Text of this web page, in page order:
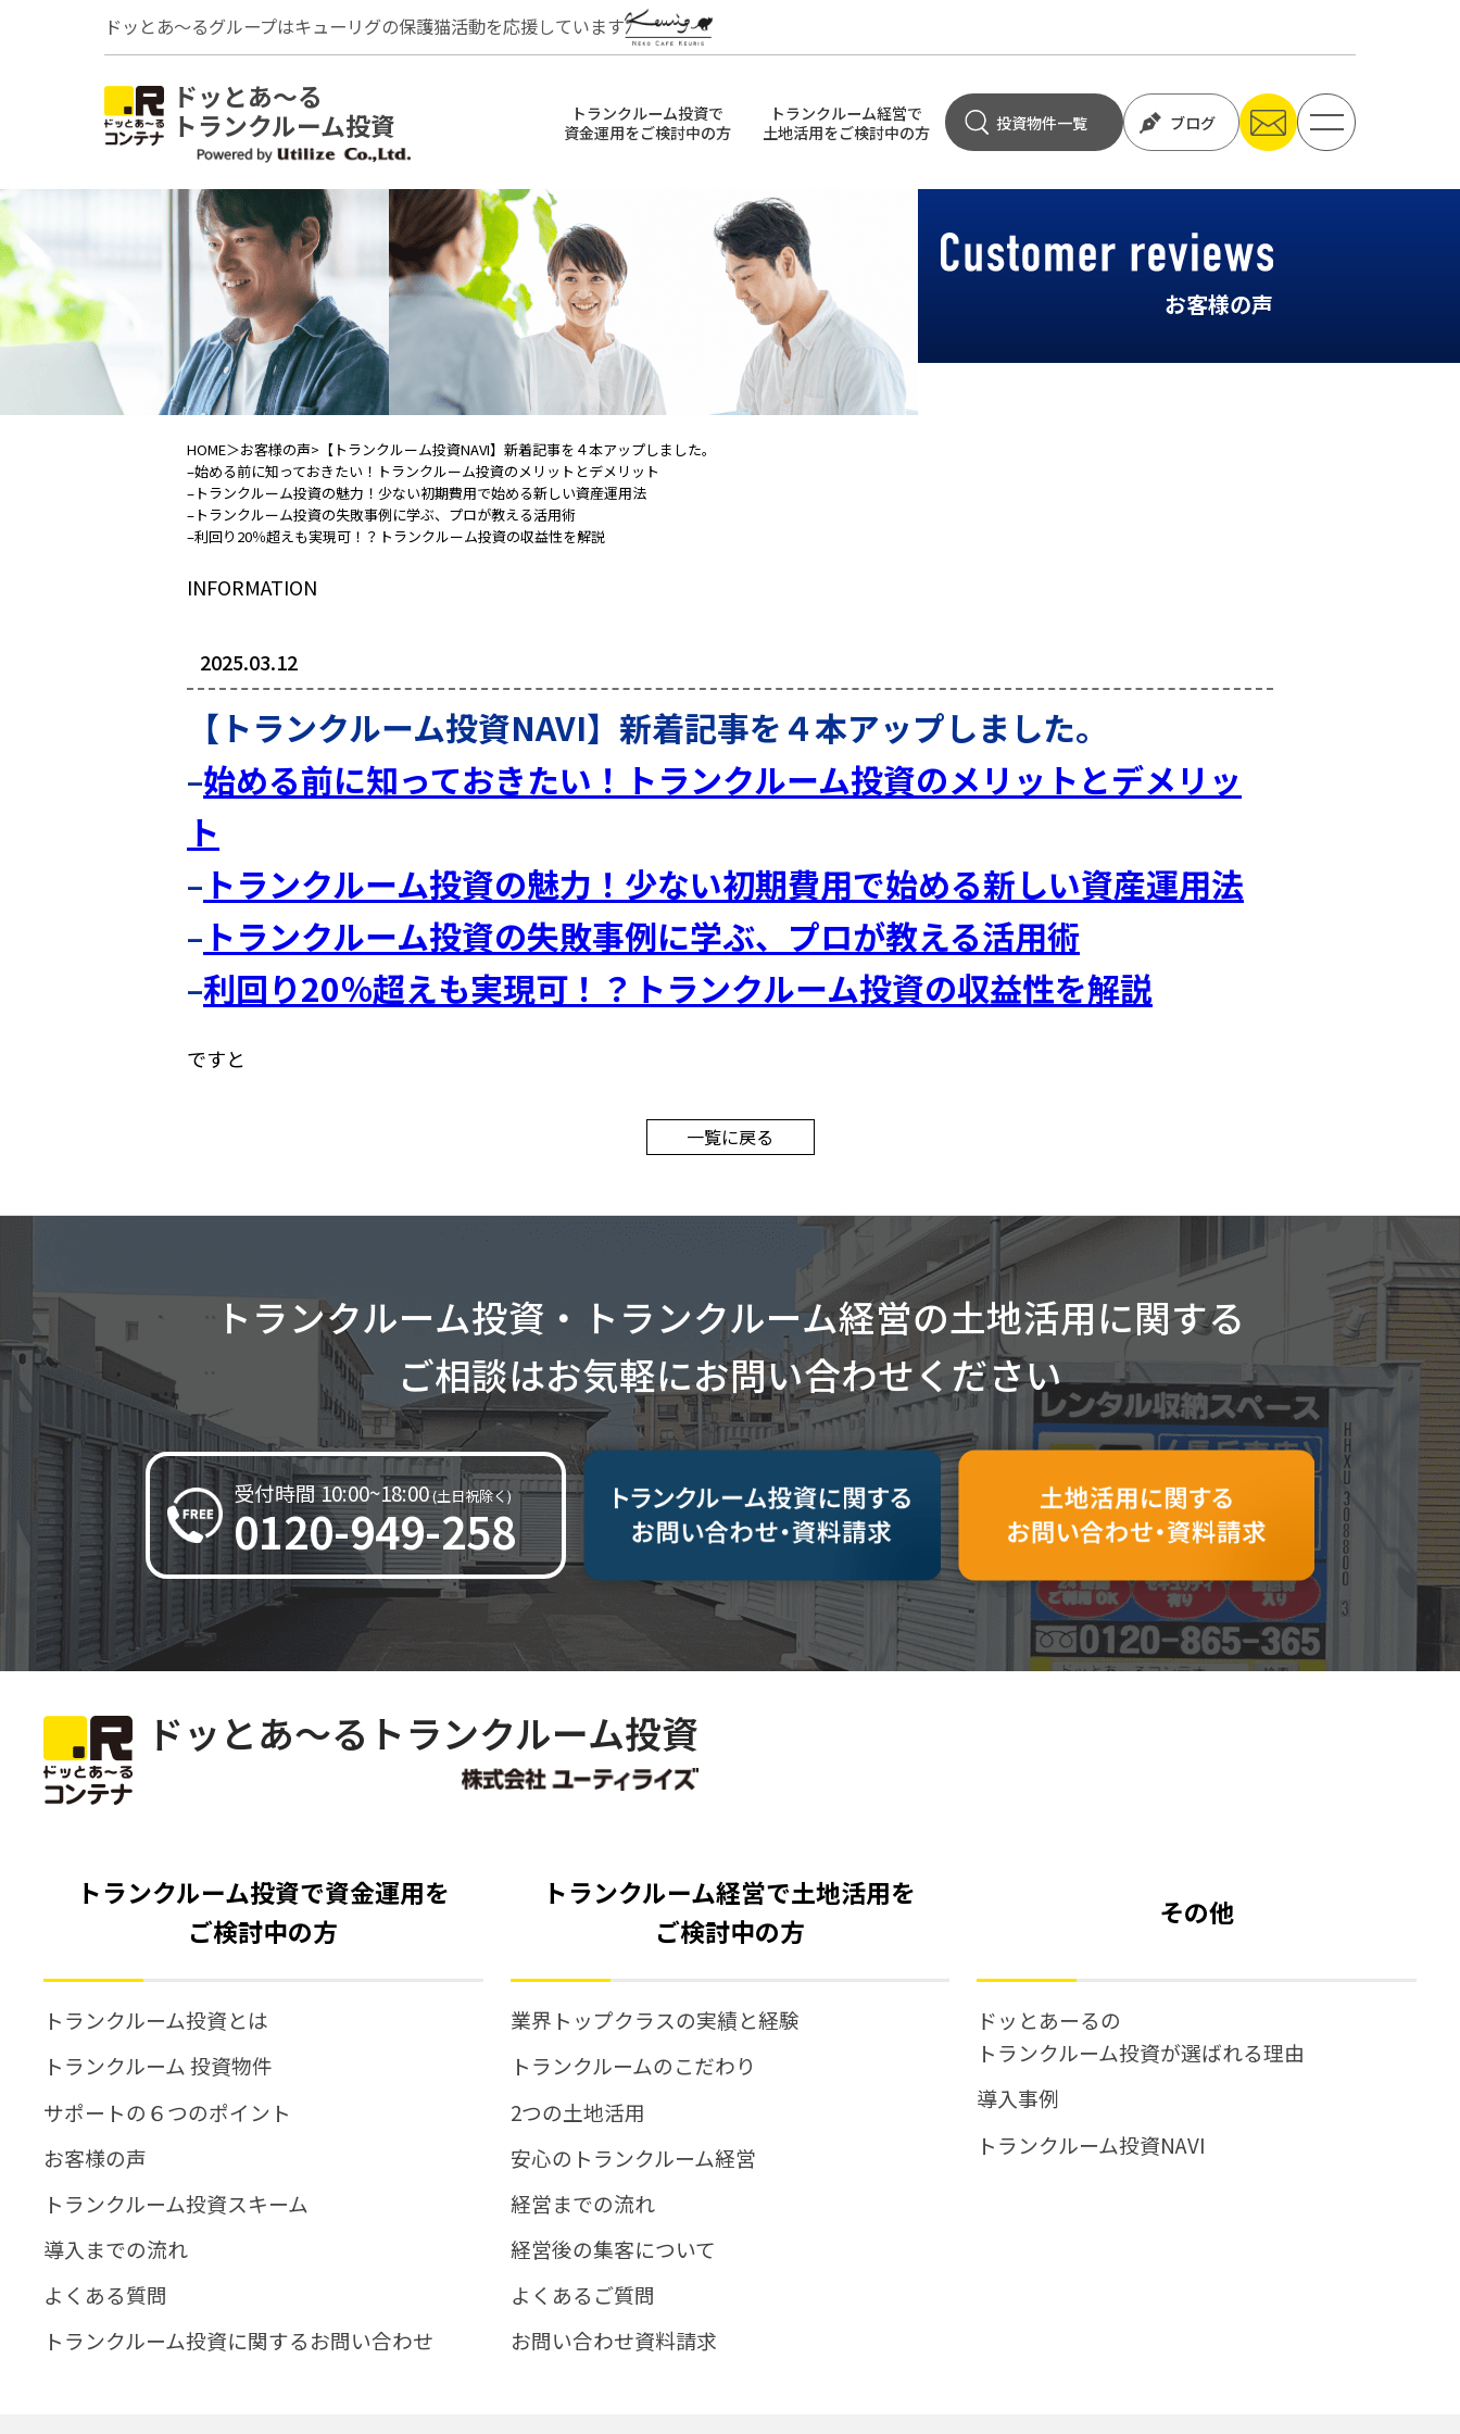
ドッとあ～るグループはキューリグの保護猫活動を応援しています
ドッとあ～る
トランクルーム投資
トランクルーム投資で
資金運用をご検討中の方
トランクルーム経営で
土地活用をご検討中の方
投資物件一覧 ブログ
トランクルーム投資・トランクルーム経営の土地活用に関する
ご相談はお気軽にお問い合わせください
受付時間 10:00~18:00(土日祝除く)
0120-949-258
トランクルーム投資で資金運用をご検討中の方
トランクルーム投資で資金運用
サポートの６つのポイント
お客様の声
トランクルーム投資スキーム
導入までの流れ
よくある質問
トランクルーム投資に関するお問い合わせ
トランクルーム経営で土地活用をご検討中の方
トランクルーム投資で土地活用
業界トップクラスの実績と経験
トランクルームのこだわり
2つの土地活用
安心のトランクルーム経営
経営までの流れ
経営後の集客について
よくあるご質問
お問い合わせ資料請求
その他
お客様の声
HOME＞お客様の声>【トランクルーム投資NAVI】新着記事を４本アップしました。
–始める前に知っておきたい！トランクルーム投資のメリットとデメリット
– トランクルーム投資の魅力！少ない初期費用で始める新しい資産運用法
– トランクルーム投資の失敗事例に学ぶ、プロが教える活用術
–利回り20％超えも実現可！？トランクルーム投資の収益性を解説
INFORMATION
2025.03.12
【トランクルーム投資NAVI】新着記事を４本アップしました。
–始める前に知っておきたい！トランクルーム投資のメリットとデメリッ
ト
– トランクルーム投資の魅力！少ない初期費用で始める新しい資産運用法
– トランクルーム投資の失敗事例に学ぶ、プロが教える活用術
–利回り20％超えも実現可！？トランクルーム投資の収益性を解説
ですと
一覧に戻る
トランクルーム投資・トランクルーム経営の土地活用に関する
ご相談はお気軽にお問い合わせください
受付時間 10:00~18:00(土日祝除く)
0120-949-258
ドッとあ～るトランクルーム投資
トランクルーム投資で資金運用を
ご検討中の方
トランクルーム投資とは
トランクルーム 投資物件
サポートの６つのポイント
お客様の声
トランクルーム投資スキーム
導入までの流れ
よくある質問
トランクルーム投資に関するお問い合わせ
トランクルーム経営で土地活用を
ご検討中の方
業界トップクラスの実績と経験
トランクルームのこだわり
2つの土地活用
安心のトランクルーム経営
経営までの流れ
経営後の集客について
よくあるご質問
お問い合わせ資料請求
その他
ドッとあーるの
トランクルーム投資が選ばれる理由
導入事例
トランクルーム投資NAVI